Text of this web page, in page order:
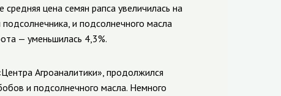
цена семян рапса увеличилась на
и подсолнечного масла
— уменьшилась 4,3%.
Агроаналитики», продолжился
и подсолнечного масла. Немного